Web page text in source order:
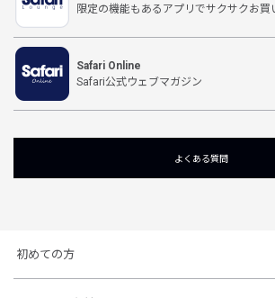
限定の機能もあるアプリでサクサクお買
Safari Online
Safari公式ウェブマガジン
よくある質問
初めての方